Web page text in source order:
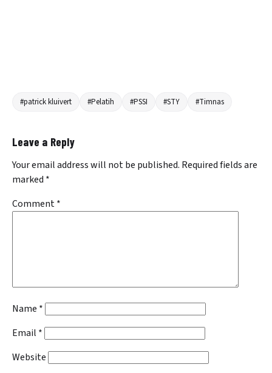
#patrick kluivert #Pelatih #PSSI #STY #Timnas
Leave a Reply
Your email address will not be published. Required fields are
marked *
Comment*
Name *
Email *
Website